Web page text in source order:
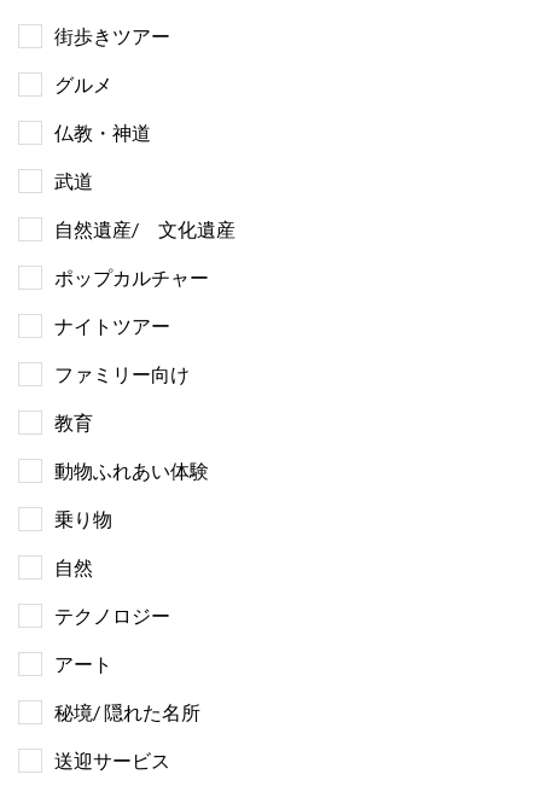
街歩きツアー
グルメ
仏教・神道
武道
自然遺産/ 文化遺産
ポップカルチャー
ナイトツアー
ファミリー向け
教育
動物ふれあい体験
乗り物
自然
テクノロジー
アート
秘境/ 隠れた名所
送迎サービス